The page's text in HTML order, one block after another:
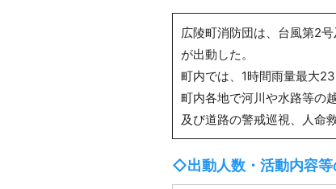
広陵町消防団は、台風第2
が出動した。
町内では、1時間雨量最大
町内各地で河川や水路等の
及び道路の警戒巡視、人命
◇出動人数・活動内容等